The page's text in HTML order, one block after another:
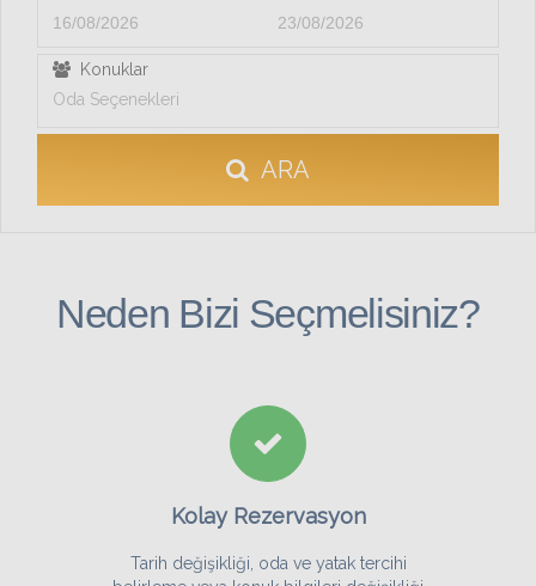
Konuklar
Oda Seçenekleri
ARA
Neden Bizi Seçmelisiniz?
Kolay Rezervasyon
Tarih değişikliği, oda ve yatak tercihi